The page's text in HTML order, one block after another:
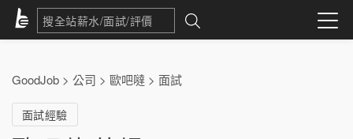
GoodJob > 公司 > 歐吧噠 > 面試
面試經驗